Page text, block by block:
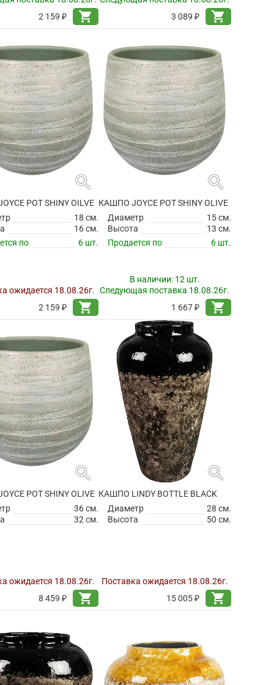
2 159 ₽
shopping_cart
3 089 ₽
shopping_cart
search
POT SHINY OILVE
18 см.
16 см.
по
6 шт.
ожидается 18.08.26г.
2 159 ₽
shopping_cart
search
КАШПО JOYCE POT SHINY OLIVE
Диаметр
15 см.
Высота
13 см.
Продается по
6 шт.
В наличии: 12 шт.
Следующая поставка 18.08.26г.
1 667 ₽
shopping_cart
search
POT SHINY OLIVE
36 см.
32 см.
ожидается 18.08.26г.
8 459 ₽
shopping_cart
search
КАШПО LINDY BOTTLE BLACK
Диаметр
28 см.
Высота
50 см.
Поставка ожидается 18.08.26г.
15 005 ₽
shopping_cart